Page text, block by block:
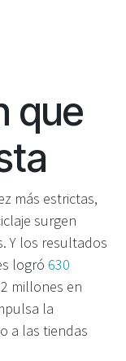
que
más estrictas,
surgen
Y los resultados
logró 630
millones en
la
a las tiendas